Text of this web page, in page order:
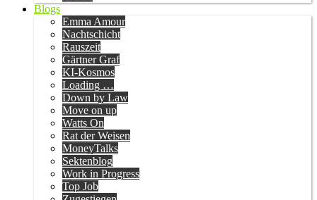
Blogs
Emma Amour
Nachtschicht
Rauszeit
Gärtner Graf
KI-Kosmos
Loading …
Down by Law
Move on up
Watts On
Rat der Weisen
MoneyTalks
Sektenblog
Work in Progress
Top Job